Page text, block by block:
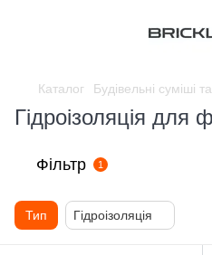
Каталог Будівельні суміші
Гідроізоляція для
Фільтр 1
Тип Гідроізоляція